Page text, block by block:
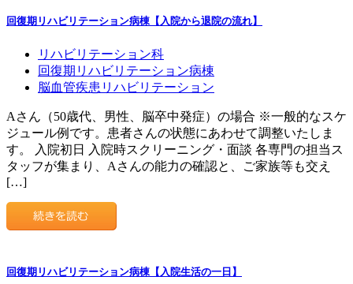
回復期リハビリテーション病棟【入院から退院の流れ】
リハビリテーション科
回復期リハビリテーション病棟
脳血管疾患リハビリテーション
Aさん（50歳代、男性、脳卒中発症）の場合 ※一般的なスケ
ジュール例です。患者さんの状態にあわせて調整いたしま
す。 入院初日 入院時スクリーニング・面談 各専門の担当ス
タッフが集まり、Aさんの能力の確認と、ご家族等も交え
[…]
回復期リハビリテーション病棟【入院生活の一日】